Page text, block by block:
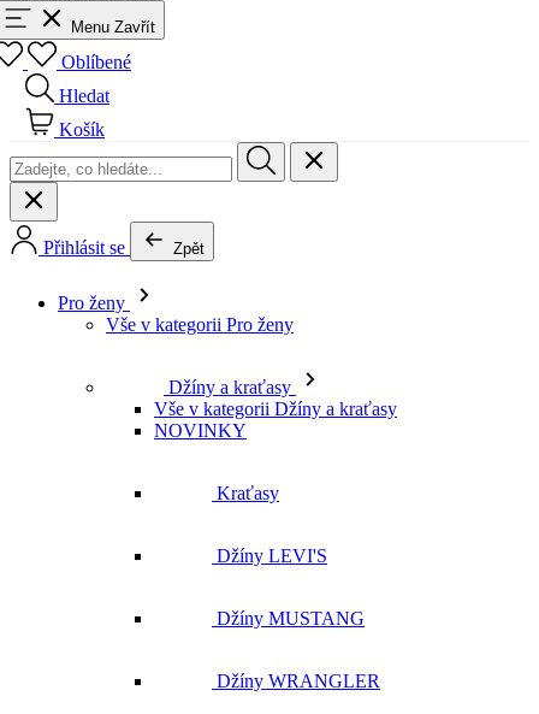
Menu Zavřít
Oblíbené
Hledat
Košík
Přihlásit se Zpět
Pro ženy
Vše v kategorii Pro ženy
Džíny a kraťasy
Vše v kategorii Džíny a kraťasy
NOVINKY
Kraťasy
Džíny LEVI'S
Džíny MUSTANG
Džíny WRANGLER